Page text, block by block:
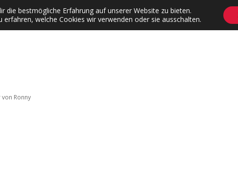
Dates Instagrams Contact Adventskalender Dropdown-Menü öffnen
von Ronny
die bestmögliche Erfahrung auf unserer Website zu bieten.
erfahren, welche Cookies wir verwenden oder sie ausschalten.